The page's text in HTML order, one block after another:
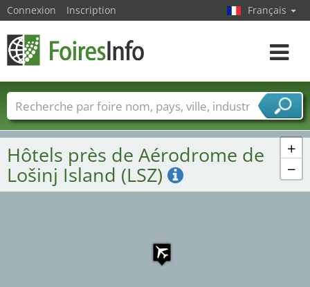
+
−
Hôtels près de Aérodrome de
Lošinj Island (LSZ)
Connexion Inscription Français
Toggle
Foire noms Pays Villes
Secteurs de foire
Secteurs du fournisseur de services